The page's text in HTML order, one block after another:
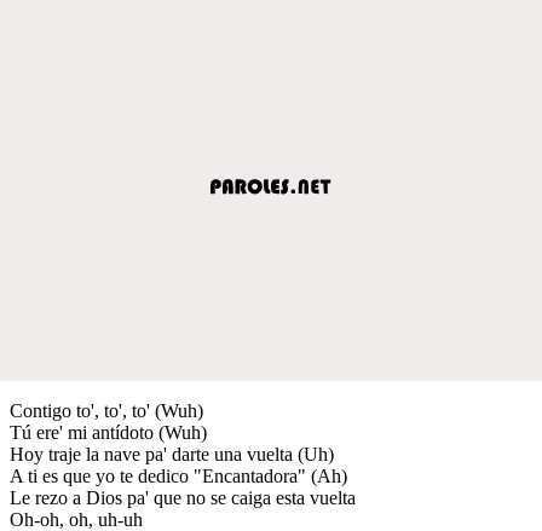
Contigo to', to', to' (Wuh)
Tú ere' mi antídoto (Wuh)
Hoy traje la nave pa' darte una vuelta (Uh)
A ti es que yo te dedico "Encantadora" (Ah)
Le rezo a Dios pa' que no se caiga esta vuelta
Oh-oh, oh, uh-uh